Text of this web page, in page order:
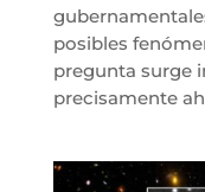
posibles
pregunta surge
precisamente